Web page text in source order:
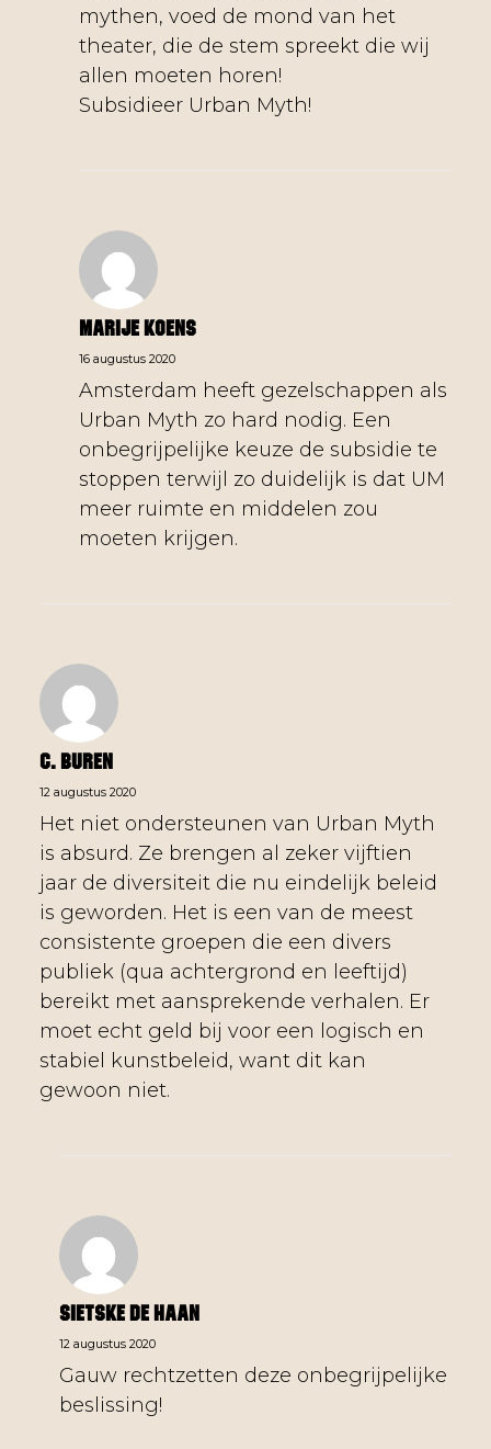
mythen, voed de mond van het
theater, die de stem spreekt die wij
allen moeten horen!
Subsidieer Urban Myth!
Marije Koens
16 augustus 2020
Amsterdam heeft gezelschappen als
Urban Myth zo hard nodig. Een
onbegrijpelijke keuze de subsidie te
stoppen terwijl zo duidelijk is dat UM
meer ruimte en middelen zou
moeten krijgen.
C. Buren
12 augustus 2020
Het niet ondersteunen van Urban Myth
is absurd. Ze brengen al zeker vijftien
jaar de diversiteit die nu eindelijk beleid
is geworden. Het is een van de meest
consistente groepen die een divers
publiek (qua achtergrond en leeftijd)
bereikt met aansprekende verhalen. Er
moet echt geld bij voor een logisch en
stabiel kunstbeleid, want dit kan
gewoon niet.
Sietske De Haan
12 augustus 2020
Gauw rechtzetten deze onbegrijpelijke
beslissing!